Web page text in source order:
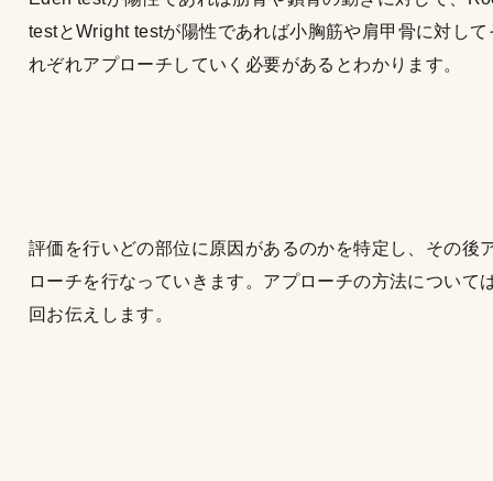
testとWright testが陽性であれば小胸筋や肩甲骨に対して
れぞれアプローチしていく必要があるとわかります。
評価を行いどの部位に原因があるのかを特定し、その後
ローチを行なっていきます。アプローチの方法について
回お伝えします。